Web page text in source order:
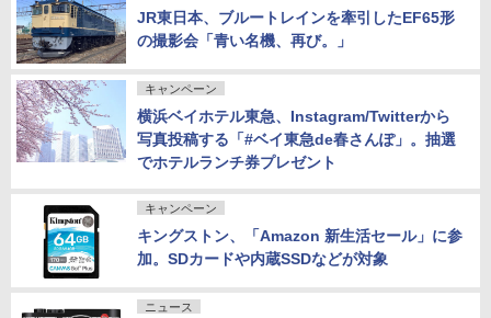
JR東日本、ブルートレインを牽引したEF65形
の撮影会「青い名機、再び。」
キャンペーン
横浜ベイホテル東急、Instagram/Twitterから
写真投稿する「#ベイ東急de春さんぽ」。抽選
でホテルランチ券プレゼント
キャンペーン
キングストン、「Amazon 新生活セール」に参
加。SDカードや内蔵SSDなどが対象
ニュース